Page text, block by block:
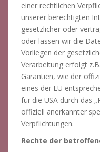
einer rechtlichen
unserer berechtigten
gesetzlicher oder
oder lassen wir die
Vorliegen der
Verarbeitung erfolgt
Garantien, wie der
eines der EU
für die USA durch das
offiziell anerkannter
Verpflichtungen.
Rechte der